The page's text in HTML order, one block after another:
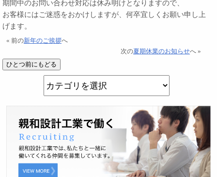
期間中のお問い合わせ対応は休み明けとなりますので、
お客様にはご迷惑をおかけしますが、何卒宜しくお願い申し上
げます。
« 前の新年のご挨拶へ
次の夏期休業のお知らせへ »